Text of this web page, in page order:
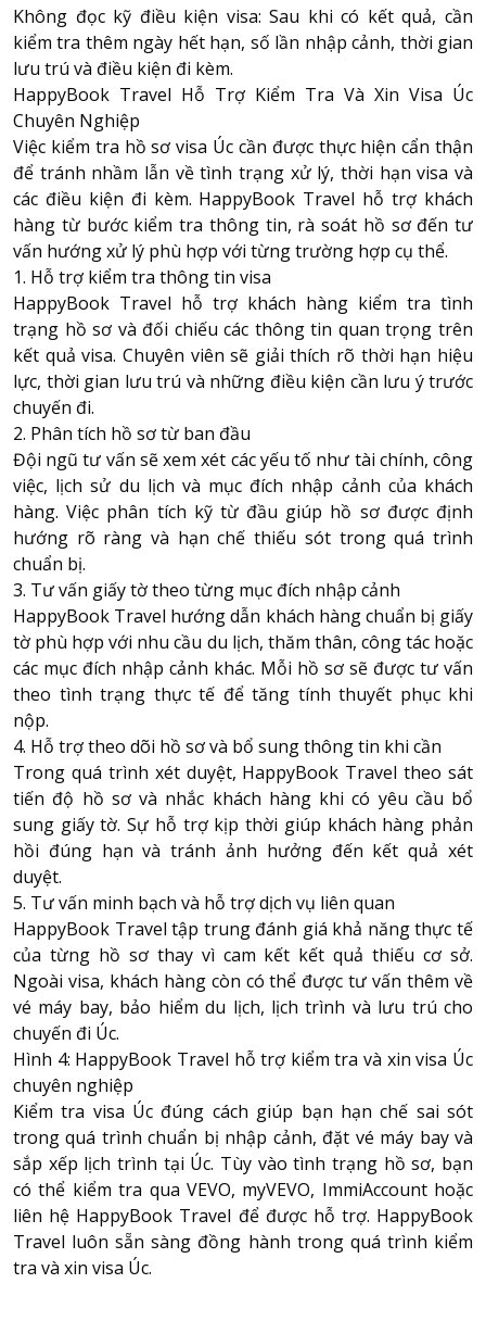
Không đọc kỹ điều kiện visa: Sau khi có kết quả, cần
kiểm tra thêm ngày hết hạn, số lần nhập cảnh, thời gian
lưu trú và điều kiện đi kèm.
HappyBook Travel Hỗ Trợ Kiểm Tra Và Xin Visa Úc
Chuyên Nghiệp
Việc kiểm tra hồ sơ visa Úc cần được thực hiện cẩn thận
để tránh nhầm lẫn về tình trạng xử lý, thời hạn visa và
các điều kiện đi kèm. HappyBook Travel hỗ trợ khách
hàng từ bước kiểm tra thông tin, rà soát hồ sơ đến tư
vấn hướng xử lý phù hợp với từng trường hợp cụ thể.
1. Hỗ trợ kiểm tra thông tin visa
HappyBook Travel hỗ trợ khách hàng kiểm tra tình
trạng hồ sơ và đối chiếu các thông tin quan trọng trên
kết quả visa. Chuyên viên sẽ giải thích rõ thời hạn hiệu
lực, thời gian lưu trú và những điều kiện cần lưu ý trước
chuyến đi.
2. Phân tích hồ sơ từ ban đầu
Đội ngũ tư vấn sẽ xem xét các yếu tố như tài chính, công
việc, lịch sử du lịch và mục đích nhập cảnh của khách
hàng. Việc phân tích kỹ từ đầu giúp hồ sơ được định
hướng rõ ràng và hạn chế thiếu sót trong quá trình
chuẩn bị.
3. Tư vấn giấy tờ theo từng mục đích nhập cảnh
HappyBook Travel hướng dẫn khách hàng chuẩn bị giấy
tờ phù hợp với nhu cầu du lịch, thăm thân, công tác hoặc
các mục đích nhập cảnh khác. Mỗi hồ sơ sẽ được tư vấn
theo tình trạng thực tế để tăng tính thuyết phục khi
nộp.
4. Hỗ trợ theo dõi hồ sơ và bổ sung thông tin khi cần
Trong quá trình xét duyệt, HappyBook Travel theo sát
tiến độ hồ sơ và nhắc khách hàng khi có yêu cầu bổ
sung giấy tờ. Sự hỗ trợ kịp thời giúp khách hàng phản
hồi đúng hạn và tránh ảnh hưởng đến kết quả xét
duyệt.
5. Tư vấn minh bạch và hỗ trợ dịch vụ liên quan
HappyBook Travel tập trung đánh giá khả năng thực tế
của từng hồ sơ thay vì cam kết kết quả thiếu cơ sở.
Ngoài visa, khách hàng còn có thể được tư vấn thêm về
vé máy bay, bảo hiểm du lịch, lịch trình và lưu trú cho
chuyến đi Úc.
Hình 4: HappyBook Travel hỗ trợ kiểm tra và xin visa Úc
chuyên nghiệp
Kiểm tra visa Úc đúng cách giúp bạn hạn chế sai sót
trong quá trình chuẩn bị nhập cảnh, đặt vé máy bay và
sắp xếp lịch trình tại Úc. Tùy vào tình trạng hồ sơ, bạn
có thể kiểm tra qua VEVO, myVEVO, ImmiAccount hoặc
liên hệ HappyBook Travel để được hỗ trợ. HappyBook
Travel luôn sẵn sàng đồng hành trong quá trình kiểm
tra và xin visa Úc.